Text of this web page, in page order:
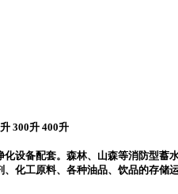
300升 400升
设备配套。森林、山森等消防型蓄
化工原料、各种油品、饮品的存储